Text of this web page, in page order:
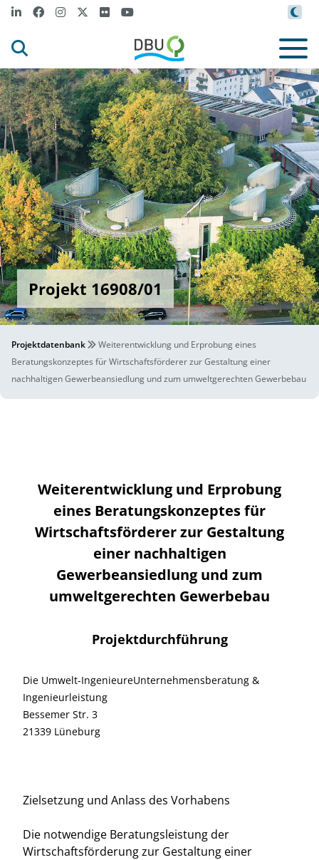
Projekt 16908/01
Projektdatenbank
Weiterentwicklung und Erprobung eines
Beratungskonzeptes für Wirtschaftsförderer zur Gestaltung einer
nachhaltigen Gewerbeansiedlung und zum umweltgerechten Gewerbebau
Weiterentwicklung und Erprobung
eines Beratungskonzeptes für
Wirtschaftsförderer zur Gestaltung
einer nachhaltigen
Gewerbeansiedlung und zum
umweltgerechten Gewerbebau
Projektdurchführung
Die Umwelt-IngenieureUnternehmensberatung &
Ingenieurleistung
Bessemer Str. 3
21339 Lüneburg
Zielsetzung und Anlass des Vorhabens
Die notwendige Beratungsleistung der
Wirtschaftsförderung zur Gestaltung einer